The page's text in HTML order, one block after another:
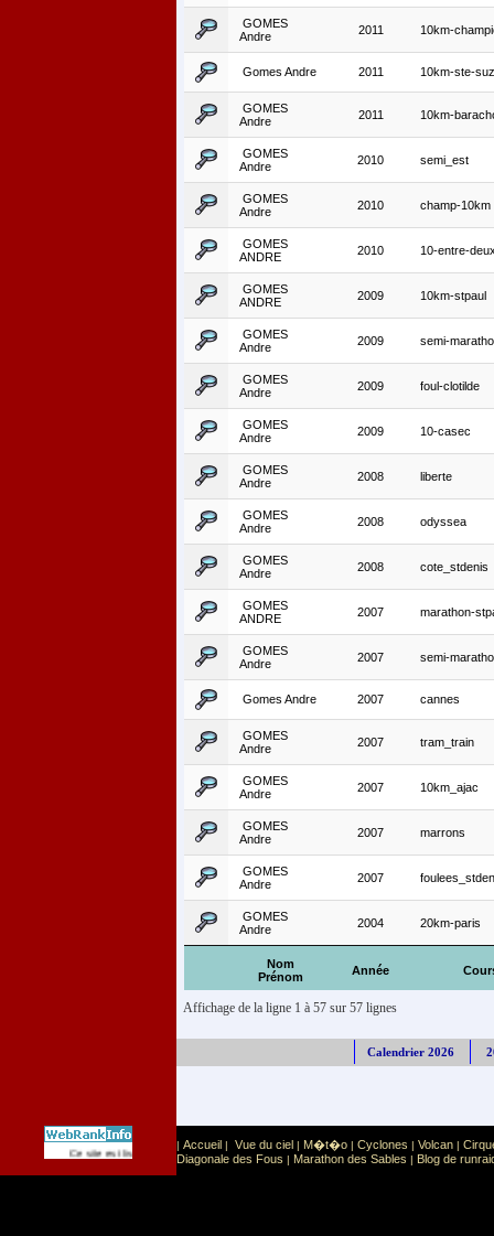
Nom
Prénom
Année
GOMES
Andre
2011 10km-
Gomes Andre 2011 10km-ste-
GOMES
Andre
2011 10km-
GOMES
Andre
2010 semi_est
GOMES
Andre
2010 champ-10km
GOMES
ANDRE
2010 10-entre-
GOMES
ANDRE
2009 10km-stpaul
GOMES
Andre
2009 semi-
GOMES
Andre
2009 foul-clotilde
GOMES
Andre
2009 10-casec
GOMES
Andre
2008 liberte
GOMES
Andre
2008 odyssea
GOMES
Andre
2008 cote_stdenis
GOMES
ANDRE
2007 marathon-
GOMES
Andre
2007 semi-
Gomes Andre 2007 cannes
GOMES
Andre
2007 tram_train
GOMES
Andre
2007 10km_ajac
GOMES
Andre
2007 marrons
GOMES
Andre
2007
GOMES
Andre
2004 20km-paris
Affichage de la ligne 1 à 57 sur 57 lignes
Calendrier 2026
Ce site est list� dans la cat�gorie Sport: Sports extr�mes
| Accueil | Vue du ciel | M�t�o | Cyclones | Volcan |
Diagonale des Fous | Marathon des Sables | Blog de